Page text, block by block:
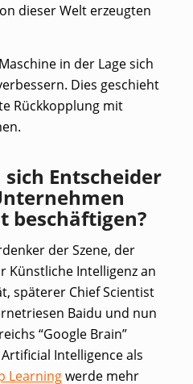
dieser Welt erzeugten
in der Lage sich
Dies geschieht
Rückkopplung mit
Entscheider
beschäftigen?
der Szene, der
Künstliche Intelligenz an
späterer Chief Scientist
Baidu und nun
“Google Brain”
Intelligence als
Learningwerde mehr